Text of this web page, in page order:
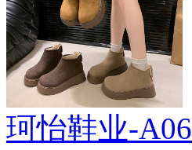
珂怡鞋业-A06